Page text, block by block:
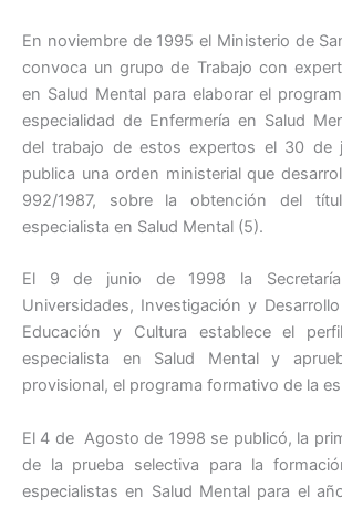
En noviembre de 1995 el Ministerio de
convoca un grupo de Trabajo con
en Salud Mental para elaborar el
especialidad de Enfermería en Salud
del trabajo de estos expertos el 30 de
publica una orden ministerial que
992/1987, sobre la obtención del
especialista en Salud Mental (5).
El 9 de junio de 1998 la
Universidades, Investigación y
Educación y Cultura establece el
especialista en Salud Mental y
provisional, el programa formativo de la
El 4 de Agosto de 1998 se publicó, la
de la prueba selectiva para la
especialistas en Salud Mental para el